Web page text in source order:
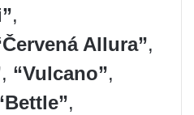
,
Allura”,
, “Vulcano”,
,